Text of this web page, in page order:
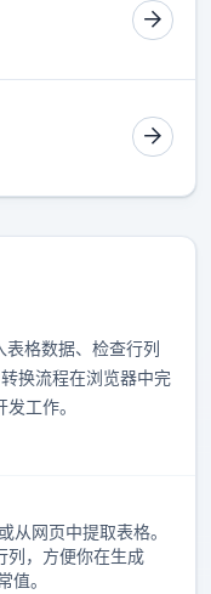
表格数据、检查行列
换流程在浏览器中完
工作。
从网页中提取表格。
列，方便你在生成
。